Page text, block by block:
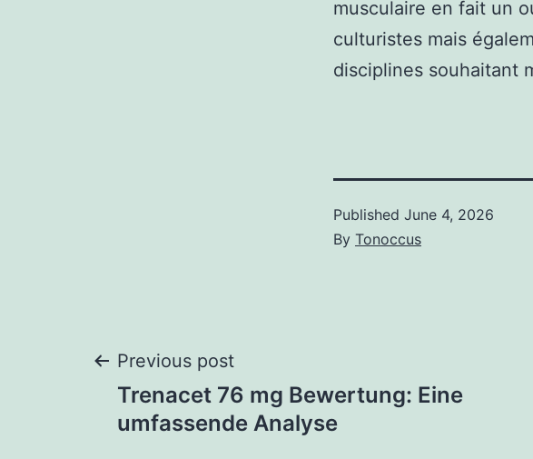
musculaire en fait un
culturistes mais
disciplines souhaitant
Published June 4, 2026
By Tonoccus
Post
navigation
Previous post
Trenacet 76 mg Bewertung: Eine
umfassende Analyse